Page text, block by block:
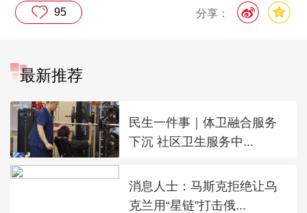
分享：
95
最新推荐
民生一件事｜体卫融合服务
下沉 社区卫生服务中...
消息人士：马斯克拒绝让乌
克兰用“星链”打击俄...